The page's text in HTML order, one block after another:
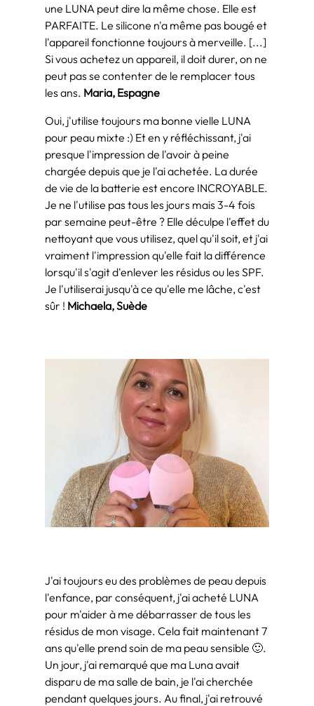
une LUNA peut dire la même chose. Elle est
PARFAITE. Le silicone n'a même pas bougé et
l'appareil fonctionne toujours à merveille. [...]
Si vous achetez un appareil, il doit durer, on ne
peut pas se contenter de le remplacer tous
les ans. Maria, Espagne
Oui, j'utilise toujours ma bonne vielle LUNA
pour peau mixte :) Et en y réfléchissant, j'ai
presque l'impression de l'avoir à peine
chargée depuis que je l'ai achetée. La durée
de vie de la batterie est encore INCROYABLE.
Je ne l'utilise pas tous les jours mais 3-4 fois
par semaine peut-être ? Elle déculpe l'effet du
nettoyant que vous utilisez, quel qu'il soit, et j'ai
vraiment l'impression qu'elle fait la différence
lorsqu'il s'agit d'enlever les résidus ou les SPF.
Je l'utiliserai jusqu'à ce qu'elle me lâche, c'est
sûr ! Michaela, Suède
J'ai toujours eu des problèmes de peau depuis
l'enfance, par conséquent, j'ai acheté LUNA
pour m'aider à me débarrasser de tous les
résidus de mon visage. Cela fait maintenant 7
ans qu'elle prend soin de ma peau sensible 🙂.
Un jour, j'ai remarqué que ma Luna avait
disparu de ma salle de bain, je l'ai cherchée
pendant quelques jours. Au final, j'ai retrouvé